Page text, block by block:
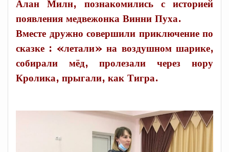
Алан Милн, познакомились с историей
появления медвежонка Винни Пуха.
Вместе дружно совершили приключение по
сказке : «летали» на воздушном шарике,
собирали мёд, пролезали через нору
Кролика, прыгали, как Тигра.